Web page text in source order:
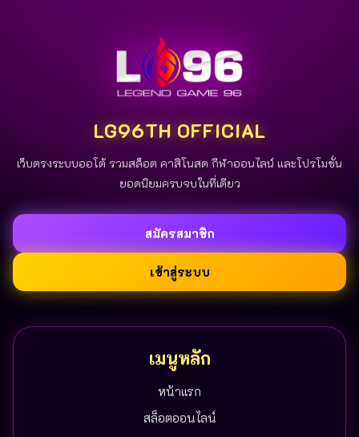
LG96TH OFFICIAL
เว็บตรงระบบออโต้ รวมสล็อต คาสิโนสด กีฬาออนไลน์ และโปรโมชั่น
ยอดนิยมครบจบในที่เดียว
สมัครสมาชิก
เข้าสู่ระบบ
เมนูหลัก
หน้าแรก
สล็อตออนไลน์